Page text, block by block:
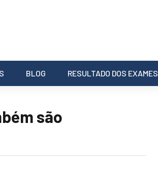
BLOG RESULTADO DOS EXAMES
são